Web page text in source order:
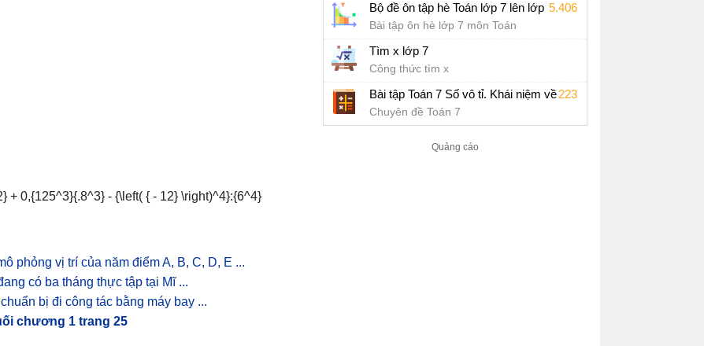
phỏng vị trí của năm điểm A, B, C, D, E ...
có ba tháng thực tập tại Mĩ ...
bị đi công tác bằng máy bay ...
chương 1 trang 25
Bộ đề ôn tập hè Toán lớp 7 lên lớp 8 năm 2026
5.406
Bài tập ôn hè lớp 7 môn Toán
Tìm x lớp 7
Công thức tìm x
Bài tập Toán 7 Số vô tỉ. Khái niệm về căn bậc hai
223
Chuyên đề Toán 7